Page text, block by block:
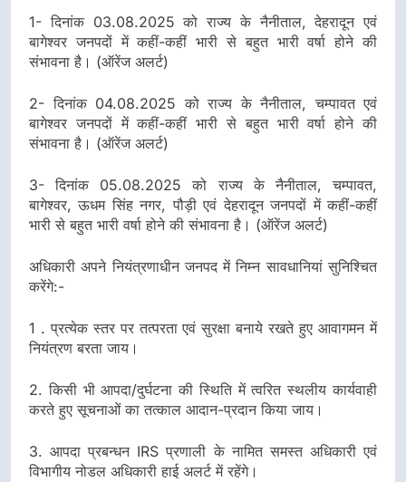
1- दिनांक 03.08.2025 को राज्य के नैनीताल, देहरादून एवं
बागेश्वर जनपदों में कहीं-कहीं भारी से बहुत भारी वर्षा होने की
संभावना है। (ऑरेंज अलर्ट)
2- दिनांक 04.08.2025 को राज्य के नैनीताल, चम्पावत एवं
बागेश्वर जनपदों में कहीं-कहीं भारी से बहुत भारी वर्षा होने की
संभावना है। (ऑरेंज अलर्ट)
3- दिनांक 05.08.2025 को राज्य के नैनीताल, चम्पावत,
बागेश्वर, ऊधम सिंह नगर, पौड़ी एवं देहरादून जनपदों में कहीं-कहीं
भारी से बहुत भारी वर्षा होने की संभावना है। (ऑरेंज अलर्ट)
अधिकारी अपने नियंत्रणाधीन जनपद में निम्न सावधानियां सुनिश्चित
करेंगे:-
1 . प्रत्येक स्तर पर तत्परता एवं सुरक्षा बनाये रखते हुए आवागमन में
नियंत्रण बरता जाय।
2. किसी भी आपदा/दुर्घटना की स्थिति में त्वरित स्थलीय कार्यवाही
करते हुए सूचनाओं का तत्काल आदान-प्रदान किया जाय।
3. आपदा प्रबन्धन IRS प्रणाली के नामित समस्त अधिकारी एवं
विभागीय नोडल अधिकारी हाई अलर्ट में रहेंगे।